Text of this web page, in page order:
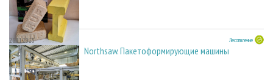
28.11.2025 Лесопиление
Northsaw. Пакетоформирующие машины